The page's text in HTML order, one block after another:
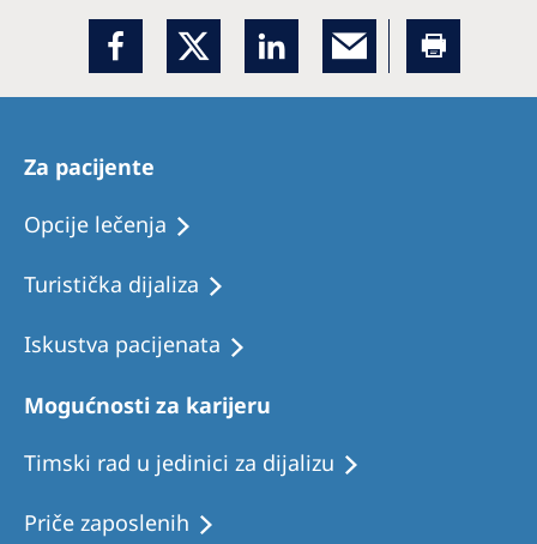
Za pacijente
Opcije lečenja
Turistička dijaliza
Iskustva pacijenata
Mogućnosti za karijeru
Timski rad u jedinici za dijalizu
Priče zaposlenih